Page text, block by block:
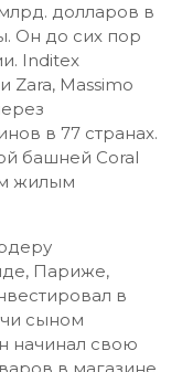
долларов в
Он до сих пор
Inditex
Zara, Massimo
в 77 странах.
башней Coral
жилым
Париже,
в
сыном
начинал свою